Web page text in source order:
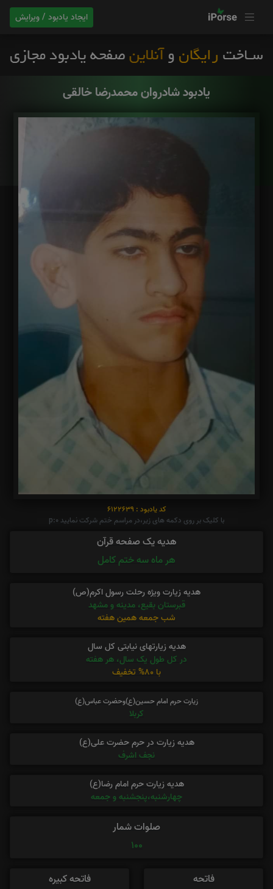
ایجاد یادبود / ویرایش
یادبود شادروان محمدرضا خالقی
کد یادبود : 6122639
با کلیک بر روی دکمه های زیر،در مراسم ختم شرکت نمایید p:0
هدیه یک صفحه قرآن
هر ماه سه ختم کامل
هدیه زیارت ویژه رحلت رسول اکرم(ص)
قبرستان بقیع، مدینه و مشهد
شب جمعه همین هفته
هدیه زیارتهای نیابتی کل سال
در کل طول یک سال، هر هفته
با 80% تخفیف
زیارت حرم امام حسین(ع)وحضرت عباس(ع)
کربلا
هدیه زیارت در حرم حضرت علی(ع)
نجف اشرف
هدیه زیارت حرم امام رضا(ع)
چهارشنبه،پنجشنبه و جمعه
صلوات شمار
100
فاتحه
فاتحه کبیره